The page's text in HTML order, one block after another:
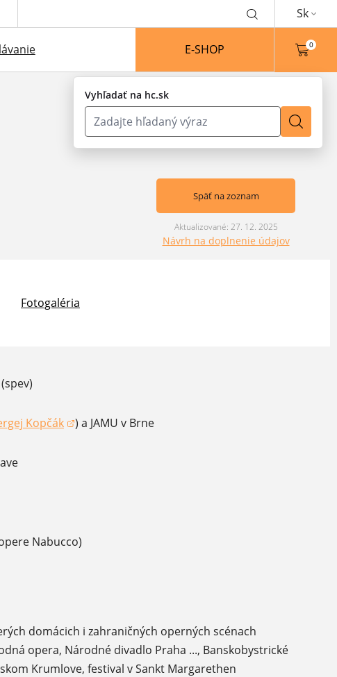
Vyhľadať na hc.sk
Sk
E-SHOP 0
Späť na zoznam
Aktualizované: 27. 12. 2025
Návrh na doplnenie údajov
Fotogaléria
Kopčák
sa v novom okne)
) a JAMU v Brne
Nabucco)
domácich i zahraničných operných scénach
opera, Národné divadlo Praha ..., Banskobystrické
Krumlove, festival v Sankt Margarethen